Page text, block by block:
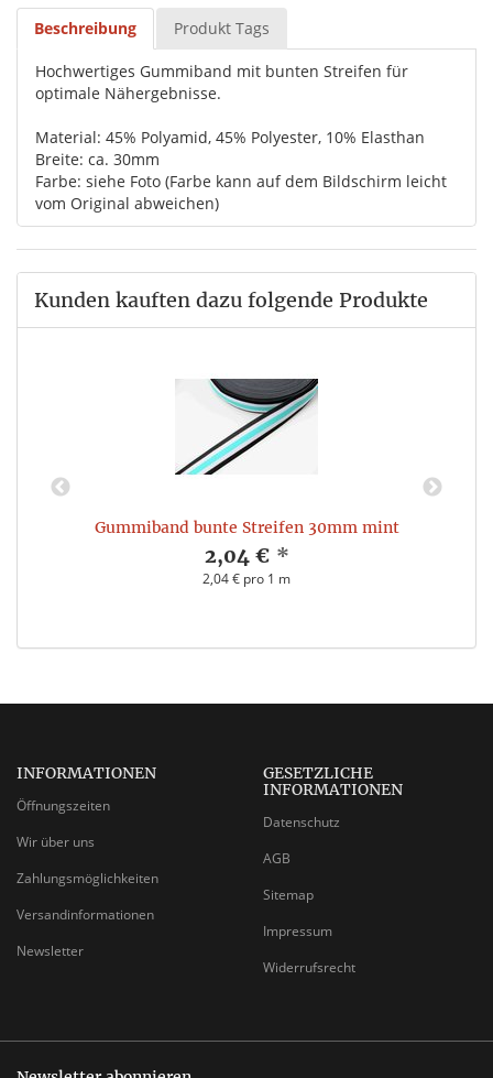
Beschreibung Produkt Tags
Hochwertiges Gummiband mit bunten Streifen für
optimale Nähergebnisse.
Material: 45% Polyamid, 45% Polyester, 10% Elasthan
Breite: ca. 30mm
Farbe: siehe Foto (Farbe kann auf dem Bildschirm leicht
vom Original abweichen)
Kunden kauften dazu folgende Produkte
Gummiband bunte Streifen 30mm mint
2,04 € *
2,04 € pro 1 m
INFORMATIONEN
Öffnungszeiten
Wir über uns
Zahlungsmöglichkeiten
Versandinformationen
Newsletter
GESETZLICHE
INFORMATIONEN
Datenschutz
AGB
Sitemap
Impressum
Widerrufsrecht